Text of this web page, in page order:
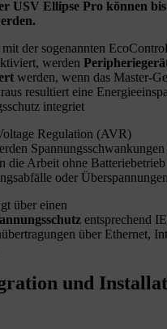
USV Ellipse Pro können
der sogenannten
werden
werden, wenn das Master-
resultiert eine
integriet
Regulation (AVR)
die Arbeit ohne
oder
über einen
entsprechend
über Ethernet,
und